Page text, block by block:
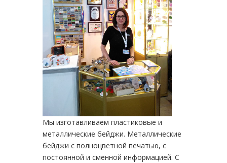
Мы изготавливаем пластиковые и
металлические бейджи. Металлические
бейджи с полноцветной печатью, с
постоянной и сменной информацией. С